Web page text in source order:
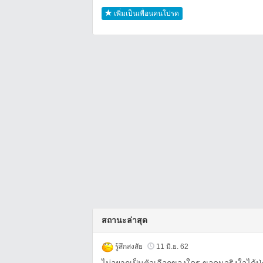
เพิ่มเป็นเพื่อนคนโปรด
สถานะล่าสุด
รู้สึกสงสัย 11 มิ.ย. 62